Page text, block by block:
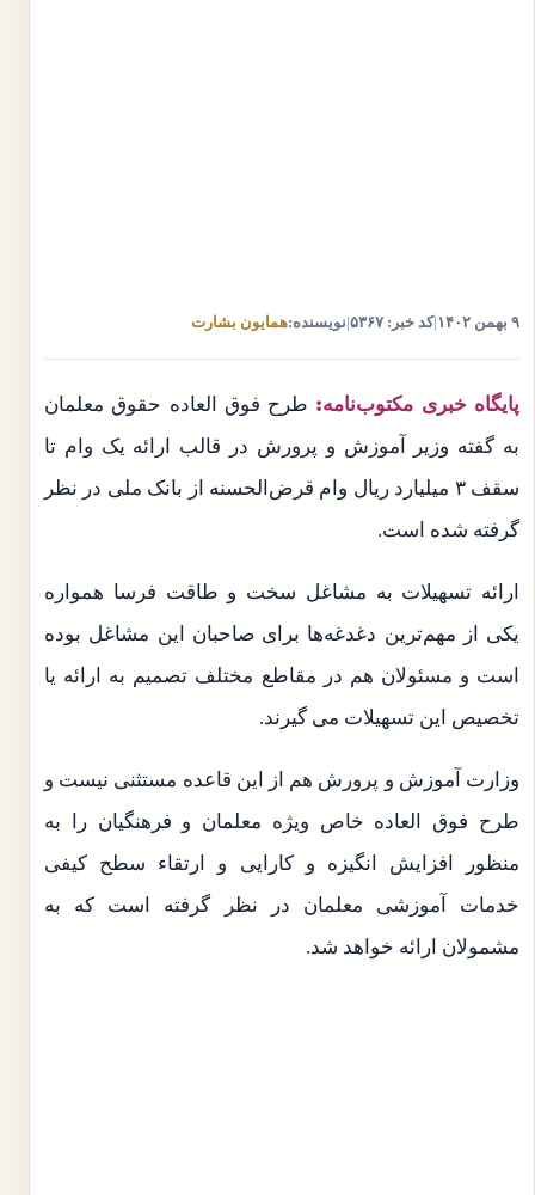
۹ بهمن ۱۴۰۲ |کد خبر: ۵۳۶۷ نویسنده:همایون بشارت
پایگاه خبری مکتوب‌نامه: طرح فوق العاده حقوق معلمان
به گفته وزیر آموزش و پرورش در قالب ارائه یک وام تا
سقف ۳ میلیارد ریال وام قرض‌الحسنه از بانک ملی در نظر
گرفته شده است.
ارائه تسهیلات به مشاغل سخت و طاقت فرسا همواره
یکی از مهم‌ترین دغدغه‌ها برای صاحبان این مشاغل بوده
است و مسئولان هم در مقاطع مختلف تصمیم به ارائه یا
تخصیص این تسهیلات می گیرند.
وزارت آموزش و پرورش هم از این قاعده مستثنی نیست و
طرح فوق العاده خاص ویژه معلمان و فرهنگیان را به
منظور افزایش انگیزه و کارایی و ارتقاء سطح کیفی
خدمات آموزشی معلمان در نظر گرفته است که به
مشمولان ارائه خواهد شد.